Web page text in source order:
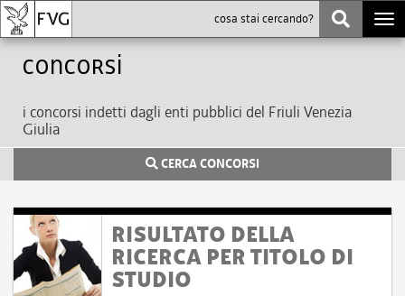
Concorsi
i concorsi indetti dagli enti pubblici del Friuli Venezia
Giulia
CERCA CONCORSI
RISULTATO DELLA
RICERCA PER TITOLO DI
STUDIO